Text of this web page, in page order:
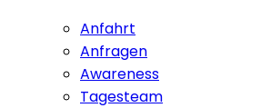
Anfahrt
Anfragen
Awareness
Tagesteam